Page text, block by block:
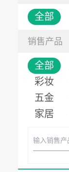
全部
销售产品
全部
彩妆
五金
家居